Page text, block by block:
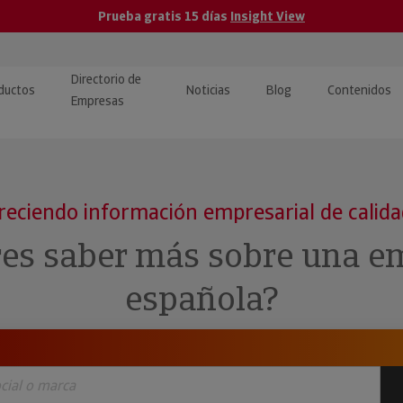
Prueba gratis 15 días Insight View
y ERP
· Recuperación de
Directorio de
Empresas
Noticias Blog Contenidos
Pública
Investigada
información empresarial de
saber más sobre una
española?